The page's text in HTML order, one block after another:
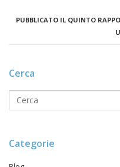
PUBBLICATO IL QUINTO
Cerca
Categorie